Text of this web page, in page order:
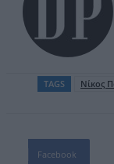
TAGS Νίκος
Facebook